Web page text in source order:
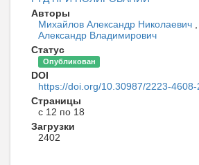
Авторы
Михайлов Александр Николаевич
Александр Владимирович
Статус
Опубликован
DOI
https://doi.org/10.30987/2223-
Страницы
с 12 по 18
Загрузки
2402